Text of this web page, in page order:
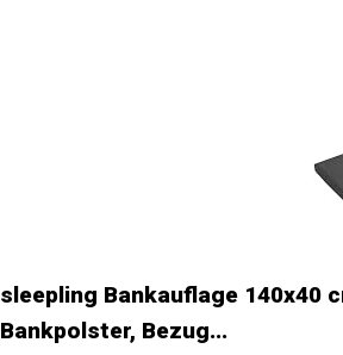
sleepling Bankauflage 140x40
Bankpolster, Bezug...